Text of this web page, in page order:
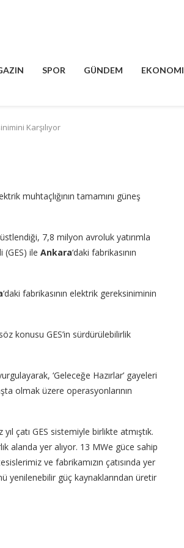
SPOR GÜNDEM EKONOMI
Karşılıyor
muhtaçlığının tamamını güneş
7,8 milyon avroluk yatırımla
ile Ankara‘daki fabrikasının
‘daki fabrikasının elektrik gereksiniminin
konusu GES’in sürdürülebilirlik
‘Geleceğe Hazırlar’ gayeleri
olmak üzere operasyonlarının
çatı GES sistemiyle birlikte atmıştık.
alanda yer alıyor. 13 MWe güce sahip
ve fabrikamızın çatısında yer
yenilenebilir güç kaynaklarından üretir